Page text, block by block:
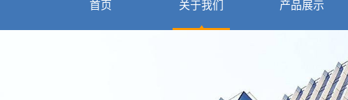
首页 关于我们 产品展示